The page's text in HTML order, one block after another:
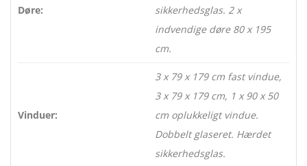
Døre:
sikkerhedsglas. 2 x
indvendige døre 80 x 195
cm.
Vinduer:
3 x 79 x 179 cm fast vindue,
3 x 79 x 179 cm, 1 x 90 x 50
cm oplukkeligt vindue.
Dobbelt glaseret. Hærdet
sikkerhedsglas.